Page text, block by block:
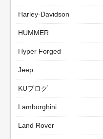
Harley-Davidson
HUMMER
Hyper Forged
Jeep
KUブログ
Lamborghini
Land Rover